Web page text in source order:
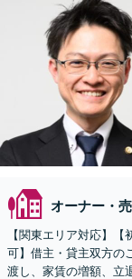
オーナー・
【関東エリア対応】
可】借主・貸主双方の
渡し、家賃の増額、立